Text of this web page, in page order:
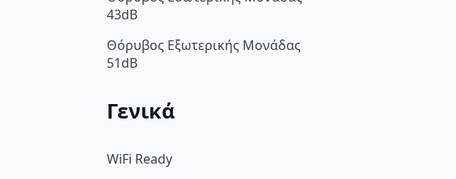
43dB
Θόρυβος Εξωτερικής Μονάδας
51dB
Γενικά
WiFi Ready